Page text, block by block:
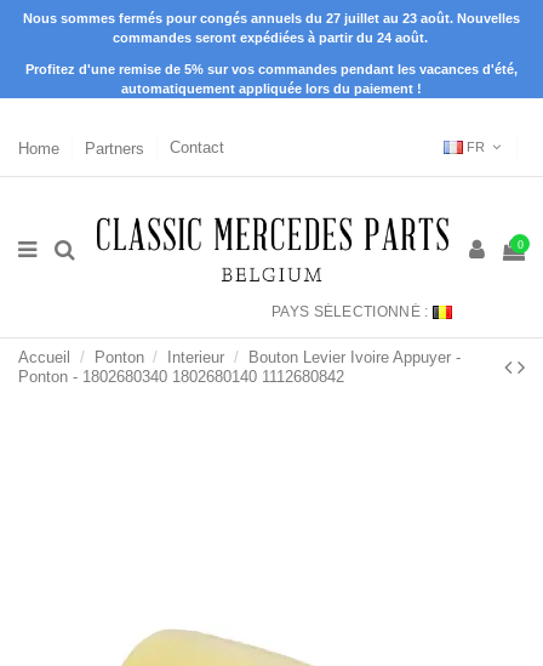
Nous sommes fermés pour congés annuels du 27 juillet au 23 août. Nouvelles
commandes seront expédiées à partir du 24 août.
Profitez d'une remise de 5% sur vos commandes pendant les vacances d'été,
automatiquement appliquée lors du paiement !
Home Partners Contact FR
0
PAYS SÉLECTIONNÉ :
Accueil Ponton Interieur
Bouton Levier Ivoire Appuyer -
Ponton - 1802680340 1802680140 1112680842